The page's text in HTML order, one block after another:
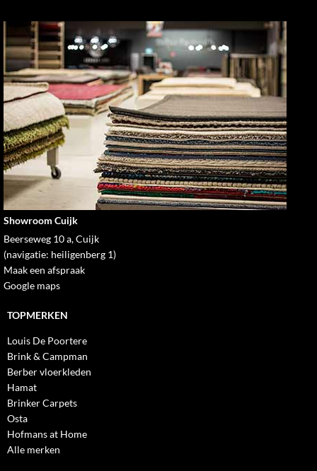
Showroom Cuijk
Beerseweg 10 a, Cuijk
(navigatie: heiligenberg 1)
Maak een afspraak
Google maps
TOPMERKEN
Louis De Poortere
Brink & Campman
Berber vloerkleden
Hamat
Brinker Carpets
Osta
Hofmans at Home
Alle merken